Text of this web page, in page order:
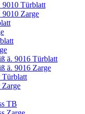
9010 Türblatt
9010 Zarge
ä. 9016 Türblatt
ä. 9016 Zarge
Türblatt
Zarge
TB